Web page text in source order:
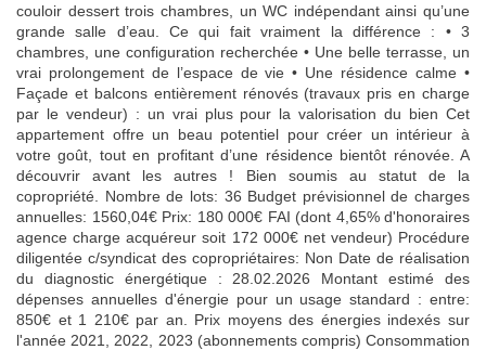
couloir dessert trois chambres, un WC indépendant ainsi qu’une
grande salle d’eau. Ce qui fait vraiment la différence : • 3
chambres, une configuration recherchée • Une belle terrasse, un
vrai prolongement de l’espace de vie • Une résidence calme •
Façade et balcons entièrement rénovés (travaux pris en charge
par le vendeur) : un vrai plus pour la valorisation du bien Cet
appartement offre un beau potentiel pour créer un intérieur à
votre goût, tout en profitant d’une résidence bientôt rénovée. A
découvrir avant les autres ! Bien soumis au statut de la
copropriété. Nombre de lots: 36 Budget prévisionnel de charges
annuelles: 1560,04€ Prix: 180 000€ FAI (dont 4,65% d'honoraires
agence charge acquéreur soit 172 000€ net vendeur) Procédure
diligentée c/syndicat des copropriétaires: Non Date de réalisation
du diagnostic énergétique : 28.02.2026 Montant estimé des
dépenses annuelles d'énergie pour un usage standard : entre:
850€ et 1 210€ par an. Prix moyens des énergies indexés sur
l'année 2021, 2022, 2023 (abonnements compris) Consommation